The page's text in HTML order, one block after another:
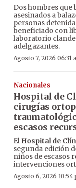
Dos hombres
asesinados a
personas
beneficiado con
laboratorio
adelgazantes.
Agosto 7, 2026 06:31
Nacionales
Hospital de
cirugías
escasos
El Hospital de
segunda edición
niños de escasos
intervenciones
Agosto 6, 2026 10:54